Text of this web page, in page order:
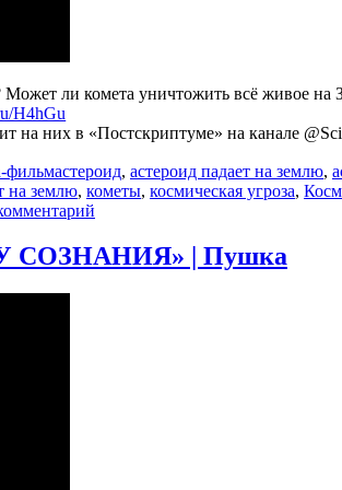
Может ли комета уничтожить всё живое
H4hGu
на них в «Постскриптуме» на канале
фильмМетки
астероид, астероид падает на землю,
на землю, кометы, космическая угроза,
Астроном
смотрит
СОЗНАНИЯ» | Пушка